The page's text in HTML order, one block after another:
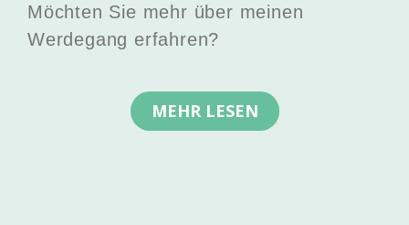
Möchten Sie mehr über meinen
Werdegang erfahren?
MEHR LESEN